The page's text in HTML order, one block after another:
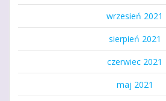
wrzesień 2021
sierpień 2021
czerwiec 2021
maj 2021